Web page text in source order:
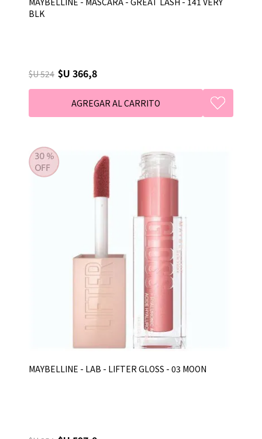
BLK
$U 524 $U 366,8
MAYBELLINE - LAB - LIFTER GLOSS - 03 MOON